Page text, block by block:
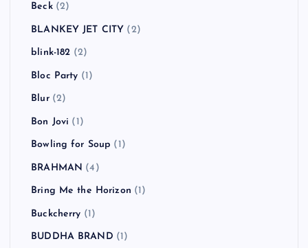
Beck(2)
BLANKEY JET CITY (2)
blink-182 (2)
Bloc Party (1)
Blur(2)
Bon Jovi (1)
Bowling for Soup (1)
BRAHMAN (4)
Bring Me the Horizon (1)
Buckcherry (1)
BUDDHA BRAND (1)